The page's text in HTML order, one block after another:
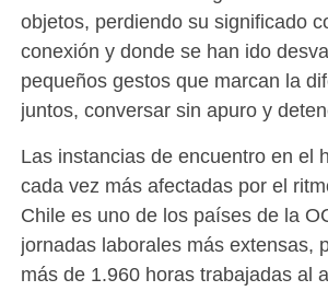
objetos, perdiendo su significado
conexión y donde se han ido
pequeños gestos que marcan la
juntos, conversar sin apuro y
Las instancias de encuentro en el
cada vez más afectadas por el
Chile es uno de los países de la
jornadas laborales más extensas,
más de 1.960 horas trabajadas al